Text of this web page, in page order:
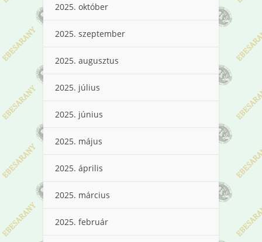
2025. október
2025. szeptember
2025. augusztus
2025. július
2025. június
2025. május
2025. április
2025. március
2025. február